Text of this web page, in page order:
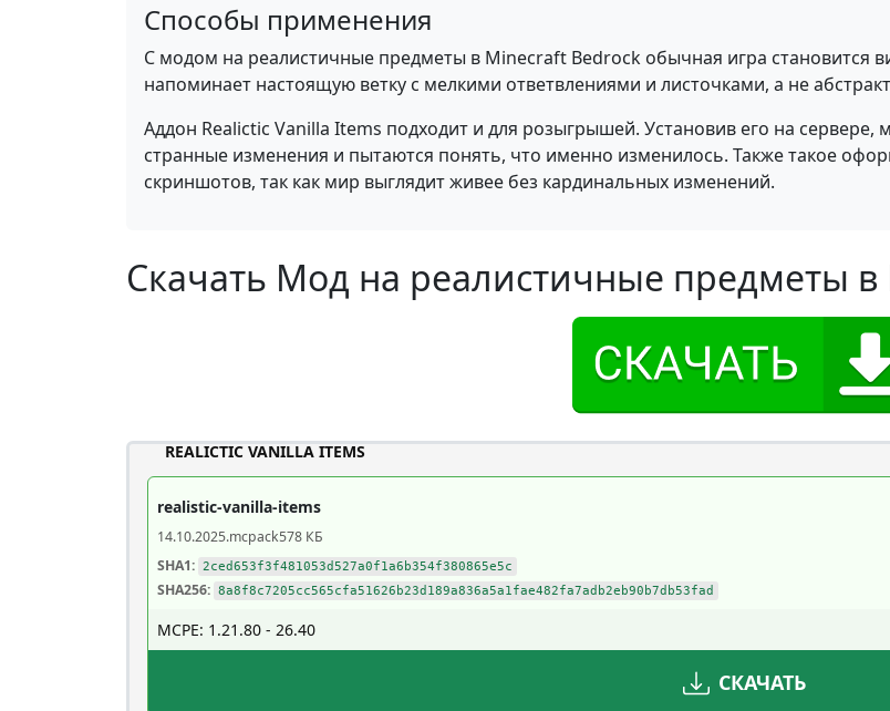
Способы применения
С модом на реалистичные предметы в Minecraft Bedrock обычная игра становится
напоминает настоящую ветку с мелкими ответвлениями и листочками, а не
Аддон Realictic Vanilla Items подходит и для розыгрышей. Установив его на
странные изменения и пытаются понять, что именно изменилось. Также такое
скриншотов, так как мир выглядит живее без кардинальных изменений.
Скачать Мод на реалистичные предметы
REALICTIC VANILLA ITEMS
realistic-vanilla-items
14.10.2025.mcpack578 КБ
SHA1: 2ced653f3f481053d527a0f1a6b354f380865e5c
SHA256: 8a8f8c7205cc565cfa51626b23d189a836a5a1fae482fa7adb2eb90b7db53fad
MCPE: 1.21.80 - 26.40
СКАЧАТЬ